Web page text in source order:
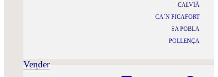
CALVIÀ
CA´N PICAFORT
SA POBLA
POLLENÇA
Vender